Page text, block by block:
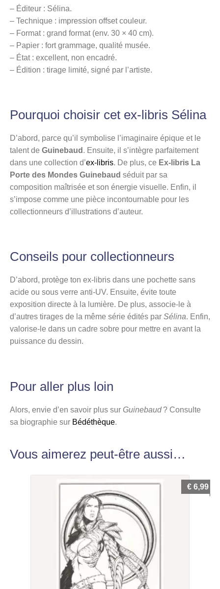
– Éditeur : Sélina.
– Technique : impression offset couleur.
– Format : grand format (env. 30 × 40 cm).
– Papier : fort grammage, qualité musée.
– État : excellent, non encadré.
– Édition : tirage limité, signé par l’artiste.
Pourquoi choisir cet ex-libris Sélina
D’abord, parce qu’il symbolise l’imaginaire épique et le
talent de Guinebaud . Ensuite, il s’intègre parfaitement
dans une collection d’ex-libris. De plus, ce Ex-libris La
Porte des Mondes Guinebaud séduit par sa
composition maîtrisée et son énergie visuelle. Enfin, il
s’impose comme une pièce incontournable pour les
collectionneurs d’illustrations d’auteur.
Conseils pour collectionneurs
D’abord, protège ton ex-libris dans une pochette sans
acide ou sous verre anti-UV. Ensuite, évite toute
exposition directe à la lumière. De plus, associe-le à
d’autres tirages de la même série édités par Sélina. Enfin,
valorise-le dans un cadre sobre pour mettre en avant la
puissance du dessin.
Pour aller plus loin
Alors, envie d’en savoir plus sur Guinebaud? Consulte
sa biographie sur Bédéthèque.
Vous aimerez peut-être aussi…
€ 6,99